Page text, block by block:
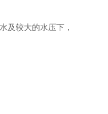
及较大的水压下，